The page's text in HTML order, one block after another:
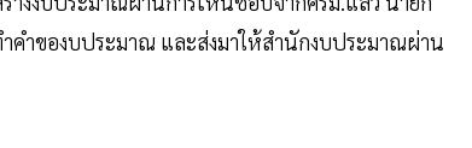
ำของบประมาณ และส่งมาให้สำนักงบประมาณผ่าน